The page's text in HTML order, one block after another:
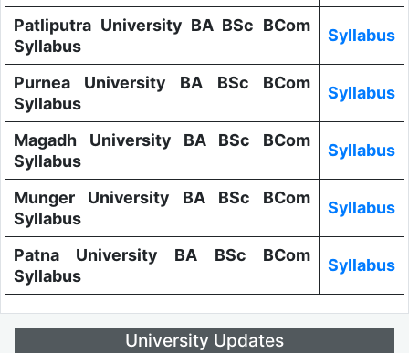
Patliputra University BA BSc BCom
Syllabus
Syllabus
Purnea University BA BSc BCom
Syllabus
Syllabus
Magadh University BA BSc BCom
Syllabus
Syllabus
Munger University BA BSc BCom
Syllabus
Syllabus
Patna University BA BSc BCom
Syllabus
Syllabus
University Updates